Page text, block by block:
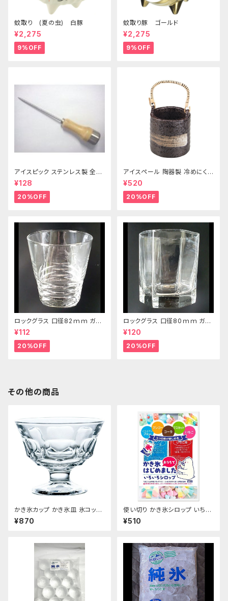
蚊取り (夏の虫) 白豚
¥2,275
9%OFF
蚊取り豚 ゴールド
¥2,275
9%OFF
アイスピック ステンレス製 全長
215ｍｍ
¥128
20%OFF
アイスペール 陶器製 冷めにくい
二重構造 860ml
¥520
20%OFF
ロックグラス 口径82ｍｍ ガラ
ス製 250cc
¥112
20%OFF
ロックグラス 口径80ｍｍ ガラ
ス製 220cc
¥120
20%OFF
その他の商品
かき氷カップ かき氷皿 氷コップ
デザートカップ、アイスクリーム
カップ 340ml 東洋佐々木ガラ
¥870
使い切り かき氷シロップ いちご
ハワイアンブルー マンゴー マス
カット コーラ 35mL各1袋5種類
¥510